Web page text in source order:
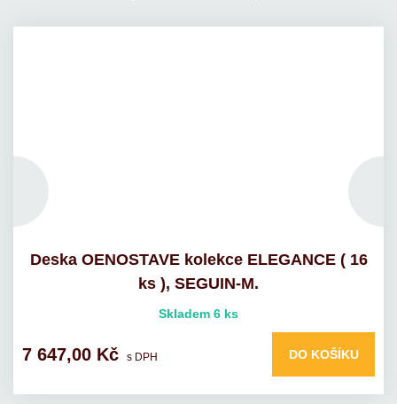
Deska OENOSTAVE kolekce ELEGANCE ( 16
ks ), SEGUIN-M.
Skladem 6 ks
7 647,00 Kč s DPH DO KOŠÍKU